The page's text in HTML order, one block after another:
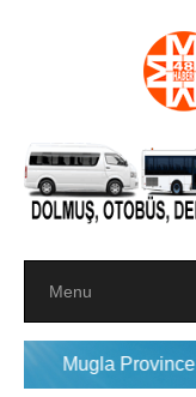
Province